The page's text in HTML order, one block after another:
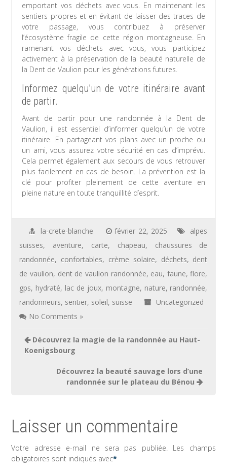
emportant vos déchets avec vous. En maintenant les
sentiers propres et en évitant de laisser des traces de
votre passage, vous contribuez à préserver
l’écosystème fragile de cette région montagneuse. En
ramenant vos déchets avec vous, vous participez
activement à la préservation de la beauté naturelle de
la Dent de Vaulion pour les générations futures.
Informez quelqu’un de votre itinéraire avant
de partir.
Avant de partir pour une randonnée à la Dent de
Vaulion, il est essentiel d’informer quelqu’un de votre
itinéraire. En partageant vos plans avec un proche ou
un ami, vous assurez votre sécurité en cas d’imprévu.
Cela permet également aux secours de vous retrouver
plus facilement en cas de besoin. La prévention est la
clé pour profiter pleinement de cette aventure en
pleine nature en toute tranquillité d’esprit.
la-crete-blanche février 22, 2025
alpes
suisses, aventure, carte, chapeau, chaussures de
randonnée, confortables, crème solaire, déchets, dent
de vaulion, dent de vaulion randonnée, eau, faune,flore,
gps, hydraté, lac de joux, montagne, nature, randonnée,
randonneurs, sentier, soleil, suisse
Uncategorized
No Comments »
Navigation
de
Découvrez la magie de la randonnée au Haut-
Koenigsbourg
Découvrez la beauté sauvage lors d’une
randonnée sur le plateau du Bénou
Laisser un commentaire
Votre adresse e-mail ne sera pas publiée. Les champs
obligatoires sont indiqués avec*